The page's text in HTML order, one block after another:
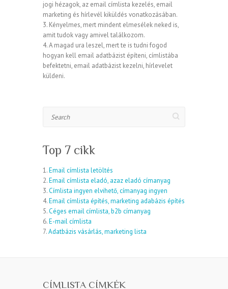
jogi hézagok, az email címlista kezelés, email
marketing és hírlevél kiküldés vonatkozásában.
3. Kényelmes, mert mindent elmesélek neked is,
amit tudok vagy amivel találkozom.
4. A magad ura leszel, mert te is tudni fogod
hogyan kell email adatbázist építeni, címlistába
befektetni, email adatbázist kezelni, hírlevelet
küldeni.
Top 7 cikk
1.Email címlista letöltés
2.Email címlista eladó, azaz eladó címanyag
3.Címlista ingyen elvihető, címanyag ingyen
4.Email címlista építés, marketing adabázis építés
5.Céges email címlista, b2b címanyag
6.E-mail címlista
7.Adatbázis vásárlás, marketing lista
CÍMLISTA CÍMKÉK